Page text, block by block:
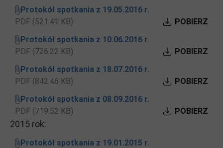
Protokół spotkania z 19.05.2016 r.
PDF (521.41 KB)
POBIERZ
Protokół spotkania z 10.06.2016 r.
PDF (726.22 KB)
POBIERZ
Protokół spotkania z 18.07.2016 r.
PDF (842.46 KB)
POBIERZ
Protokół spotkania z 08.09.2016 r.
PDF (719.52 KB)
POBIERZ
2015 rok:
Protokół spotkania z 19.01.2015 r.